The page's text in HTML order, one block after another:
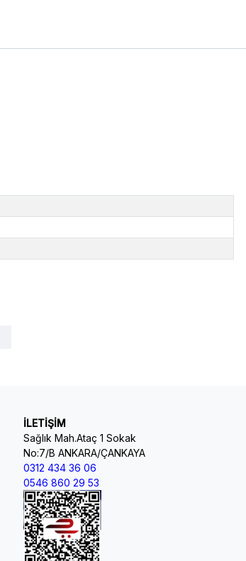
İLETİŞİM
Sağlık Mah.Ataç 1 Sokak
No:7/B ANKARA/ÇANKAYA
0312 434 36 06
0546 860 29 53